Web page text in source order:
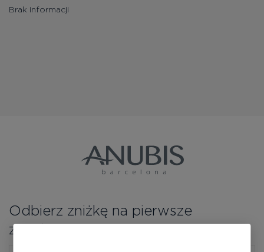
Brak informacji
Odbierz zniżkę na pierwsze
zamówienie